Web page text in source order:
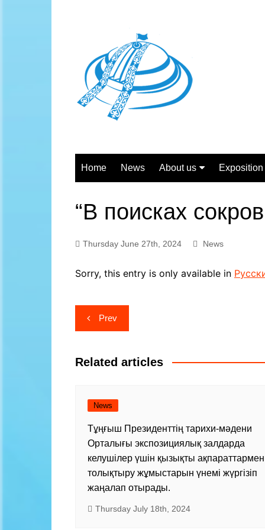
Home News About us
Structure
Contacts
The son of
In the flow
“В поисках
Thursday June 27th, 2024 News
Sorry, this entry is only available in
Post
navigation
Prev
Related articles
News
Тұңғыш Президенттің тарихи-мәдени
Орталығы экспозициялық залдарда
келушілер үшін қызықты ақпараттармен
толықтыру жұмыстарын үнемі жүргізіп
жаңалап отырады.
Thursday July 18th, 2024